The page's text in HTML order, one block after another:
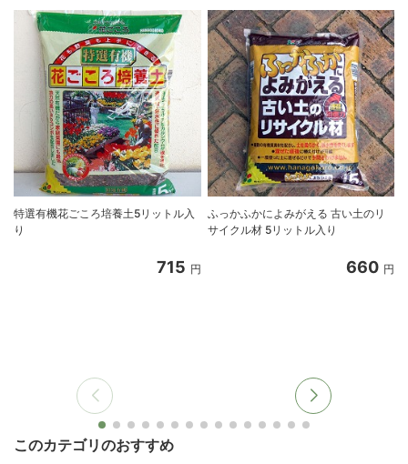
特選有機花ごころ培養土5リットル入
り
715 円
ふっかふかによみがえる 古い土のリ
サイクル材 5リットル入り
660 円
このカテゴリのおすすめ